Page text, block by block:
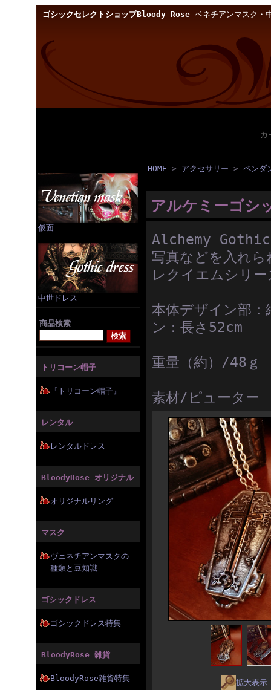
ゴシックセレクトショップBloody Roseベネチアンマスク・
カ
仮面
中世ドレス
商品検索
トリコーン帽子
『トリコーン帽子』
レンタル
レンタルドレス
BloodyRose オリジナル
オリジナルリング
マスク
ヴェネチアンマスクの
種類と豆知識
ゴシックドレス
ゴシックドレス特集
BloodyRose 雑貨
BloodyRose雑貨特集
HOME > アクセサリー > ペンダ
アルケミーゴ
Alchemy Gothic
写真などを入れら
レクイエムシリ
本体デザイン部
ン：長さ52cm
重量（約）/48ｇ
素材/ピューター
拡大表示